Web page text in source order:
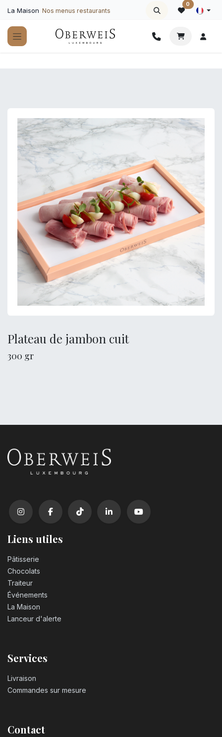
La Maison Nos menus restaurants
0
Plateau de jambon cuit
300 gr
Liens utiles
Pâtisserie
Chocolats
Traiteur
Événements
La Maison
Lanceur d'alerte
Services
Livraison
Commandes sur mesure
Contact